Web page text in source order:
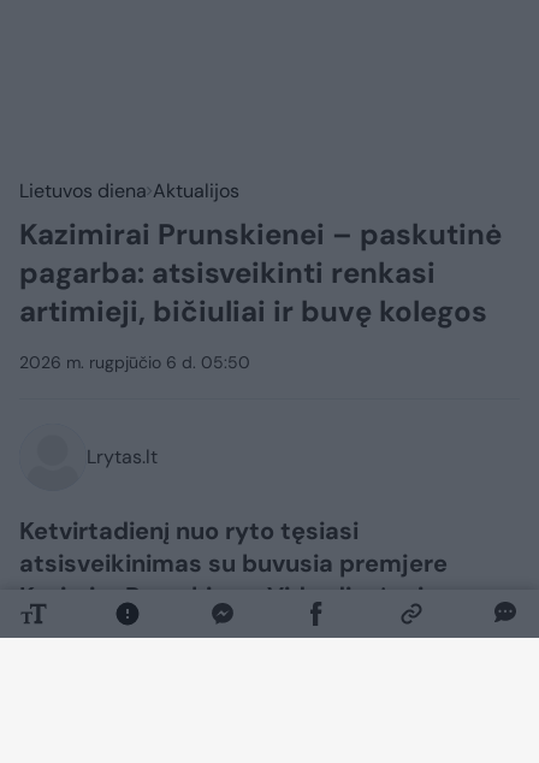
Lietuvos diena Aktualijos
Kazimirai Prunskienei – paskutinė
pagarba: atsisveikinti renkasi
artimieji, bičiuliai ir buvę kolegos
2026 m. rugpjūčio 6 d. 05:50
Lrytas.lt
Ketvirtadienį nuo ryto tęsiasi
atsisveikinimas su buvusia premjere
Kazimira Prunskiene. Vidurdienį prie
velionės urnos su palaikais stos Garbės